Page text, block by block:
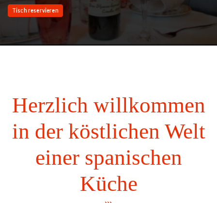
Herzlich willkommen
in der köstlichen Welt
einer spanischen
Küche